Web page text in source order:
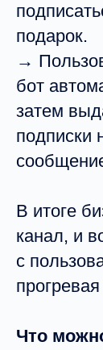
подарок.
→
бот
затем
подписки
В итоге
канал, и
с
Что